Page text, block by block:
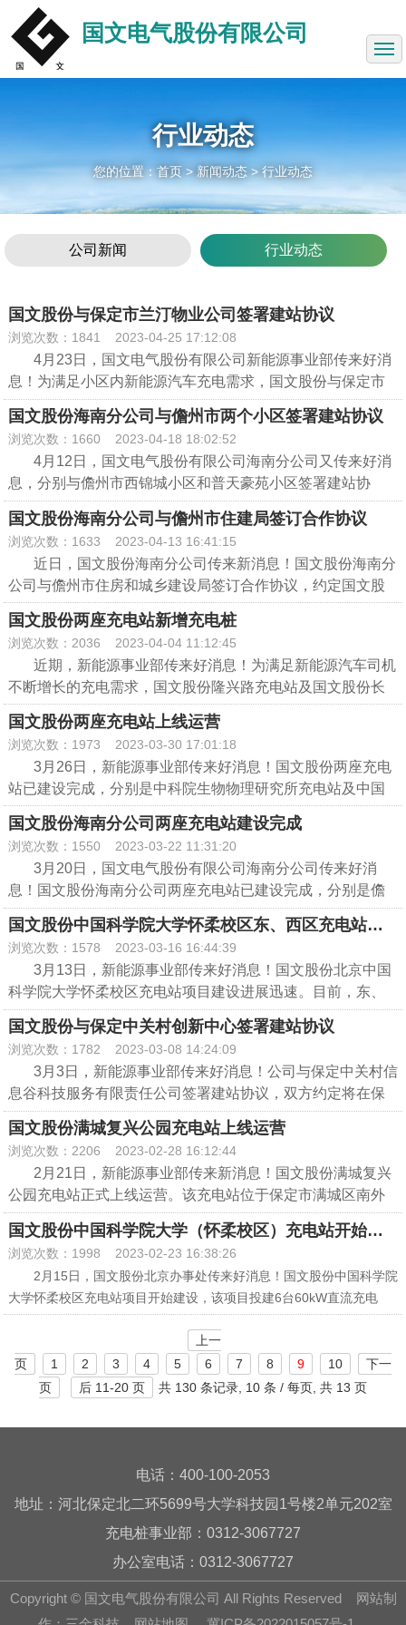
国文电气股份有限公司
网站首页
产品中心
新闻动态
投资者关系
联系方式
安达电气
行业动态
您的位置：首页 > 新闻动态 > 行业动态
公司新闻 行业动态
国文股份与保定市兰汀物业公司签署建站协议
浏览次数：1841 2023-04-25 17:12:08
4月23日，国文电气股份有限公司新能源事业部传来好消
息！为满足小区内新能源汽车充电需求，国文股份与保定市
兰汀物业管理有限公司签署建站协议，双方约定在兰汀竹溪
小区安装电动汽车充电桩。
该项目位于河北省保定市满城区育才南街西侧兰汀竹溪小
区地下停车场，共计投建9台7kW交流充电桩，填补小区没有
充电桩的空白，保障新能源电动汽车车主出行无忧。我公司
将继续努力构建满足需求、布局合理、功能完善、使用便捷
的充电设施体系，助力“双碳”目标的实现，护航居民“绿色出
行”。
国文股份海南分公司与儋州市两个小区签署建站协议
浏览次数：1660 2023-04-18 18:02:52
4月12日，国文电气股份有限公司海南分公司又传来好消
息，分别与儋州市西锦城小区和普天豪苑小区签署建站协
议。
西锦城小区项目位于海南省儋州市那大中兴大街西段那大
控规12号街区，该项目投建18台交流充电桩；普天豪苑小区
位于海南省儋州市白马井镇中横六路，该项目投建15台交流
充电桩。
公司近年来积极推进新能源汽车充电桩建设，助力实
现“双碳”目标，为新能源车主提供充电保障，满足新能源汽车
发展需要。
国文股份海南分公司与儋州市住建局签订合作协议
浏览次数：1633 2023-04-13 16:41:15
近日，国文股份海南分公司传来新消息！国文股份海南分
公司与儋州市住房和城乡建设局签订合作协议，约定国文股
份海南分公司在海南省儋州市怡心花园外停车场投建充电终
端及交流充电桩。
此次合作主要是为贯彻落实习近平总书记2018年4月13日
在庆祝海南建省办经济特区30周年大会上的重要讲话(以下简
称习近平总书记“4·13”重要讲话)精神和《中共中央国务院关
于支持海南全面深化改革开放的指导意见》中关于“建设国家
生态文明试验区”“加快推广新能源汽车和节能环保汽车，在海
南岛逐步禁止销售燃油汽车”的要求，加快推进充电基础设施
建设发展，构建覆盖全省的充电设施服务网络，全面提升清
洁能源汽车充电保障能力，满足全省清洁能源汽车发展需
要。
国文股份两座充电站新增充电桩
浏览次数：2036 2023-04-04 11:12:45
近期，新能源事业部传来好消息！为满足新能源汽车司机
不断增长的充电需求，国文股份隆兴路充电站及国文股份长
信公园充电站新建多台充电桩。
3月31日，国文股份隆兴路充电站二期新增20台7kW交流
充电桩，该充电站位于河北省保定市竞秀区保定国家高新区
隆兴西路，现已调试上线并投入运营。
4月1日，国文股份长信公园充电站新增5台7kW交流充电
桩，该充电站位于河北省保定市满城区汉贤街满城汉墓景区
内，现已上线运营
。
国文股份两座充电站上线运营
浏览次数：1973 2023-03-30 17:01:18
3月26日，新能源事业部传来好消息！国文股份两座充电
站已建设完成，分别是中科院生物物理研究所充电站及中国
科学院大学怀柔校区充电站西区（二期）。
中科院生物物理研究所充电站，位于北京市朝阳区大屯路
15号，共投建1台60kW双枪直流充电桩。中国科学院大学怀
柔校区充电站西区（二期），位于北京市怀柔区雁栖湖东区1
号，共投建6台7kW交流桩。两座充电站均已上线运营。
充电桩作为新能源汽车的重要配套设施及动力来源，为满
足新能源汽车运行的需要，我公司将继续推进充电桩建设，
助力国家“双碳”目标的实现。
国文股份海南分公司两座充电站建设完成
浏览次数：1550 2023-03-22 11:31:20
3月20日，国文电气股份有限公司海南分公司传来好消
息！国文股份海南分公司两座充电站已建设完成，分别是儋
州银杏雅苑小区充电站及儋州卫生监督小区充电站。
儋州银杏雅苑小区充电站，位于海南省儋州市白马井镇滨
海新区中六路，共投建7台交流充电桩。儋州卫生监督小区充
电站，位于海南省儋州市那大镇幼儿园路，共投建10台交流
充电桩。
两座充电桩均已建设完成，预计本周上线运营，我司将继
续推进海南岛充电站项目进程，布局满足新能源汽车规模应
用的充电基础设施网络，提升电动汽车充电基础设施服务保
障能力，为市民绿色出行提供便利、便捷的充电条件，为绿
色出行“加油”。
国文股份中国科学院大学怀柔校区东、西区充电站建
设完成
浏览次数：1578 2023-03-16 16:44:39
3月13日，新能源事业部传来好消息！国文股份北京中国
科学院大学怀柔校区充电站项目建设进展迅速。目前，东、
西区两座充电站已建设完成，东区建设3台60KW双枪直流桩
与5台7KW交流桩，西区建设2台60KW双枪直流桩与6台7KW
交流桩，以上两座充电站现已投入运营。
截至现在，中国科学院大学怀柔校区充电站西区（二期）
项目6台7kW交流桩正在加紧施工，预计本周调试上线。国文
股份积极推进充电站建设，助力国家2030年“碳达峰”，2060
年“碳中和”目标的实现，为低碳绿色出行“加油”！
国文股份与保定中关村创新中心签署建站协议
浏览次数：1782 2023-03-08 14:24:09
3月3日，新能源事业部传来好消息！公司与保定中关村信
息谷科技服务有限责任公司签署建站协议，双方约定将在保
定•中关村创新中心停车场建设充电站。
该项目将投入4台60kW双枪直流充电桩和13台交流充电
桩，满足周边新能源汽车车主充电需求，加快推动充电基础
设施建设，进一步提升新能源汽车充电服务保障能力，实现
绿色出行理念。
国文股份满城复兴公园充电站上线运营
浏览次数：2206 2023-02-28 16:12:44
2月21日，新能源事业部传来新消息！国文股份满城复兴
公园充电站正式上线运营。该充电站位于保定市满城区南外
环路与育才南街交汇处东南侧的复兴公园，共投建8台7kW交
流桩。
国文股份满城复兴公园充电站为复兴公园附近的新能源车
主提供了极大的便利条件，满足了他们的充电需求。车主们
可以通过手机扫码自行为新能源车充电，在手机上还可以随
时查看充电状态，精准掌握充电情况。此次新建的充电站，
进一步打通了绿色出行充电“堵点”，助力居民绿色出行。
国文股份中国科学院大学（怀柔校区）充电站开始建
设
浏览次数：1998 2023-02-23 16:38:26
2月15日，国文股份北京办事处传来好消息！国文股份中国科学院
大学怀柔校区充电站项目开始建设，该项目投建6台60kW直流充电
桩，19台7kW交流充电桩。
国文股份充电站建设围绕“三个中心一个岛”精心布局，即在保定
市、雄安新区、北京市、海南岛投建充电站。目前在北京，已建设完
成中国科学院微生物研究所充电站、中国科学院地理与资源研究所充
站、中国科学院基因组研究所充电站、中国科学院动物研究所充电
站等，为国家科研人员提供充电保障。助力国家2030年“碳达峰”，
上一
页
1 2 3 4 5 6 7 8 9 10
下一
页
后 11-20 页 共 130 条记录, 10 条 / 每页, 共 13 页
电话：400-100-2053
地址：河北保定北二环5699号大学科技园1号楼2单元202室
充电桩事业部：0312-3067727
办公室电话：0312-3067727
Copyright © 国文电气股份有限公司 All Rights Reserved
网站制